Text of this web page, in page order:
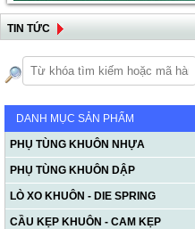
TIN TỨC
DANH MỤC SẢN PHẨM
PHỤ TÙNG KHUÔN NHỰA
PHỤ TÙNG KHUÔN DẬP
LÒ XO KHUÔN - DIE SPRING
CẦU KẸP KHUÔN - CAM KẸP